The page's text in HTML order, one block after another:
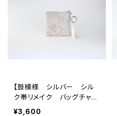
【鼓模様 シルバー シル
ク帯リメイク バッグチャー
ム型スクエアポーチ】メイク
¥3,600